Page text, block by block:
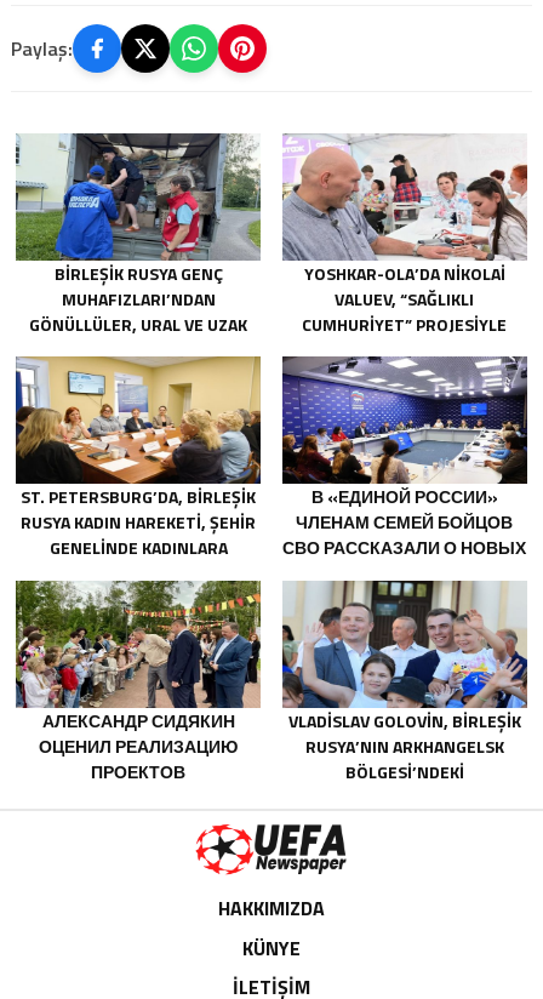
Paylaş:
BIRLEŞIK RUSYA GENÇ
MUHAFIZLARI’NDAN
GÖNÜLLÜLER, URAL VE UZAK
SONUÇLARINI ORTADAN
KALDIRMAYA YARDIMCI OLUYOR
YOSHKAR-OLA’DA NIKOLAI
VALUEV, “SAĞLIKLI
CUMHURIYET” PROJESIYLE
ST. PETERSBURG’DA, BIRLEŞIK
RUSYA KADIN HAREKETI, ŞEHIR
GENELINDE KADINLARA
PROGRAMLARININ
GELIŞTIRILMESI IÇIN ÖNERILER
HAZIRLADI
В «ЕДИНОЙ РОССИИ»
ЧЛЕНАМ СЕМЕЙ БОЙЦОВ
СВО РАССКАЗАЛИ О НОВЫХ
АЛЕКСАНДР СИДЯКИН
ОЦЕНИЛ РЕАЛИЗАЦИЮ
ПРОЕКТОВ
ВОРОНЕЖСКОЙ ОБЛАСТИ
VLADISLAV GOLOVIN, BIRLEŞIK
RUSYA’NIN ARKHANGELSK
BÖLGESI’NDEKI
VE GENÇLERIN YARATICILIĞINI
DESTEKLEMEYE YÖNELIK
SISTEMLI KARARLARINA DIKKAT
HAKKIMIZDA
KÜNYE
İLETİŞİM